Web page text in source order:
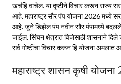
खर्चहि वाचेल. या दृष्टीने विचार करून राज्य
आहे. महाराष्ट्र सौर पंप योजना 2026 मध्ये
आहे. जुने डिझेल पंप नवीन सौर पंपामध्ये
जाईल. सिंचन क्षेत्रात विजेसाठी शासनाने
सर्व गोष्टींचा विचार करून हि योजना
महाराष्ट्र शासन कृषी